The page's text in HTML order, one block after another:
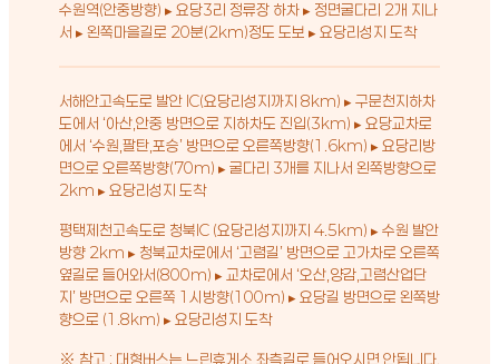
수원역(안중방향) ▸ 요당3리 정류장 하차 ▸ 정면굴다리 2개 지나
서 ▸ 왼쪽마을길로 20분(2km)정도 도보 ▸ 요당리성지 도착
서해안고속도로 발안 IC(요당리성지까지 8km) ▸ 구문천지하차
도에서 ‘아산,안중 방면으로 지하차도 진입(3km) ▸ 요당교차로
에서 ‘수원,팔탄,포승’ 방면으로 오른쪽방향(1.6km) ▸ 요당리방
면으로 오른쪽방향(70m) ▸ 굴다리 3개를 지나서 왼쪽방향으로
2km ▸ 요당리성지 도착
평택제천고속도로 청북IC (요당리성지까지 4.5km) ▸ 수원 발안
방향 2km ▸ 청북교차로에서 ‘고렴길’ 방면으로 고가차로 오른쪽
옆길로 들어와서(800m) ▸ 교차로에서 ‘오산,양감,고렴산업단
지’ 방면으로 오른쪽 1시방향(100m) ▸ 요당길 방면으로 왼쪽방
향으로 (1.8km) ▸ 요당리성지 도착
※ 참고 : 대형버스는 느린휴게소 좌측길로 들어오시면 안됩니다.